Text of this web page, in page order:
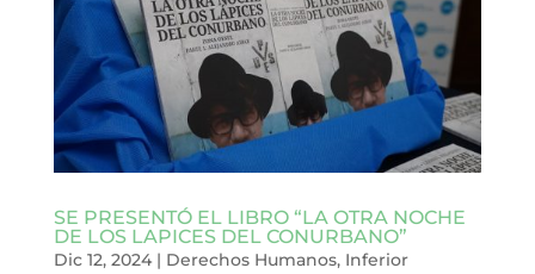
SE PRESENTÓ EL LIBRO “LA OTRA NOCHE
DE LOS LAPICES DEL CONURBANO”
Dic 12, 2024| Derechos Humanos, Inferior